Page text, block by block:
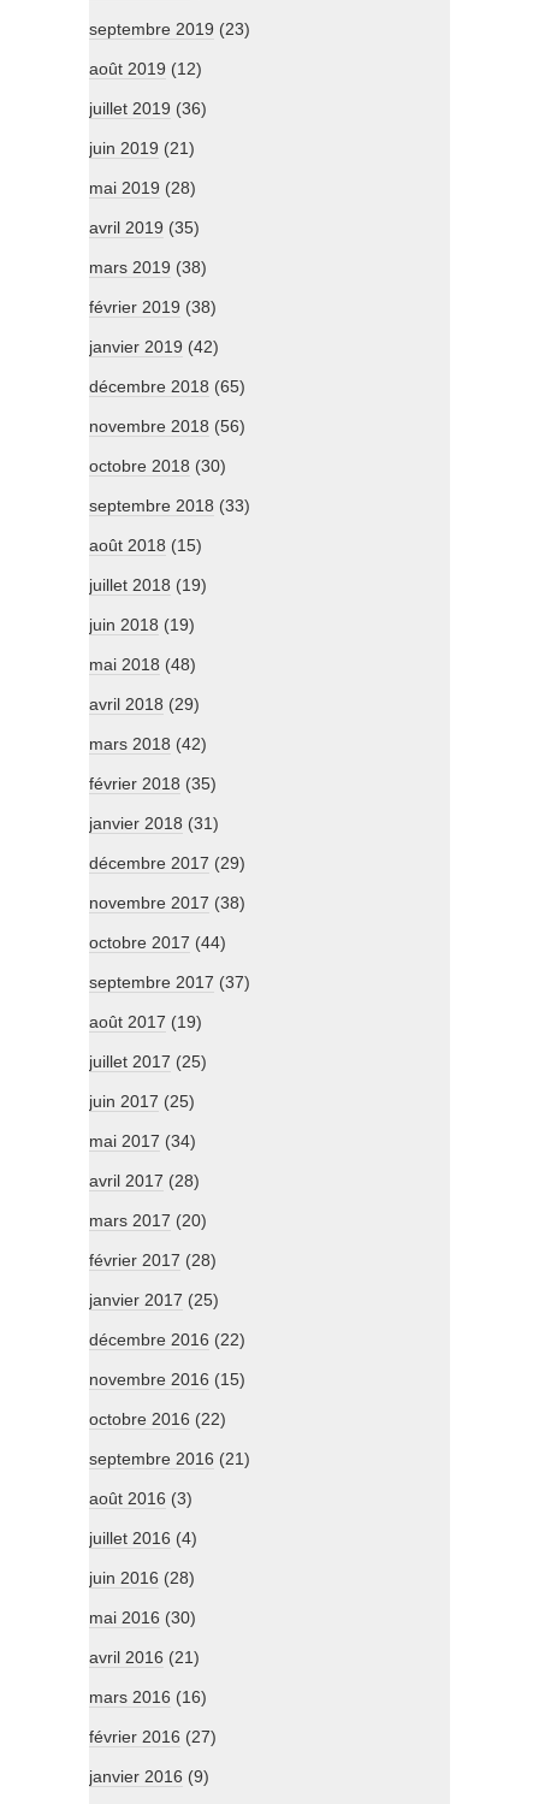
septembre 2019 (23)
août 2019 (12)
juillet 2019 (36)
juin 2019 (21)
mai 2019 (28)
avril 2019 (35)
mars 2019 (38)
février 2019 (38)
janvier 2019 (42)
décembre 2018 (65)
novembre 2018 (56)
octobre 2018 (30)
septembre 2018 (33)
août 2018 (15)
juillet 2018 (19)
juin 2018 (19)
mai 2018 (48)
avril 2018 (29)
mars 2018 (42)
février 2018 (35)
janvier 2018 (31)
décembre 2017 (29)
novembre 2017 (38)
octobre 2017 (44)
septembre 2017 (37)
août 2017 (19)
juillet 2017 (25)
juin 2017 (25)
mai 2017 (34)
avril 2017 (28)
mars 2017 (20)
février 2017 (28)
janvier 2017 (25)
décembre 2016 (22)
novembre 2016 (15)
octobre 2016 (22)
septembre 2016 (21)
août 2016 (3)
juillet 2016 (4)
juin 2016 (28)
mai 2016 (30)
avril 2016 (21)
mars 2016 (16)
février 2016 (27)
janvier 2016 (9)